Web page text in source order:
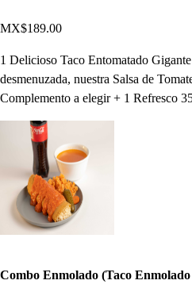
MX$189.00
1 Delicioso Taco Entomatado
desmenuzada, nuestra Salsa de
Complemento a elegir + 1 Refresco
Combo Enmolado (Taco